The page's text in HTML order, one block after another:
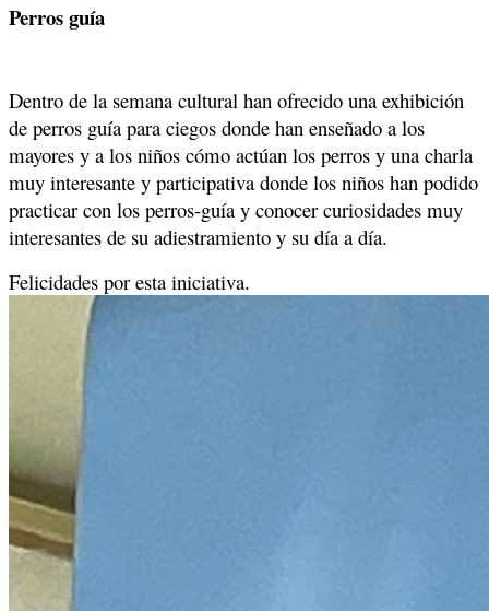
Perros guía
Dentro de la semana cultural han ofrecido una exhibición
de perros guía para ciegos donde han enseñado a los
mayores y a los niños cómo actúan los perros y una charla
muy interesante y participativa donde los niños han podido
practicar con los perros-guía y conocer curiosidades muy
interesantes de su adiestramiento y su día a día.
Felicidades por esta iniciativa.